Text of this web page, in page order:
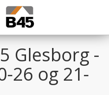
Glesborg -
26 og 21-